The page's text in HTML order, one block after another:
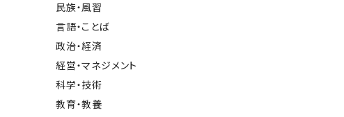
民族・風習
言語・ことば
政治・経済
経営・マネジメント
科学・技術
教育・教養